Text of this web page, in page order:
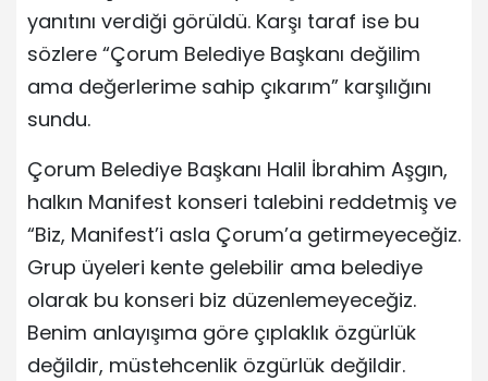
yanıtını verdiği görüldü. Karşı taraf ise bu
sözlere “Çorum Belediye Başkanı değilim
ama değerlerime sahip çıkarım” karşılığını
sundu.
Çorum Belediye Başkanı Halil İbrahim Aşgın,
halkın Manifest konseri talebini reddetmiş ve
“Biz, Manifest’i asla Çorum’a getirmeyeceğiz.
Grup üyeleri kente gelebilir ama belediye
olarak bu konseri biz düzenlemeyeceğiz.
Benim anlayışıma göre çıplaklık özgürlük
değildir, müstehcenlik özgürlük değildir.